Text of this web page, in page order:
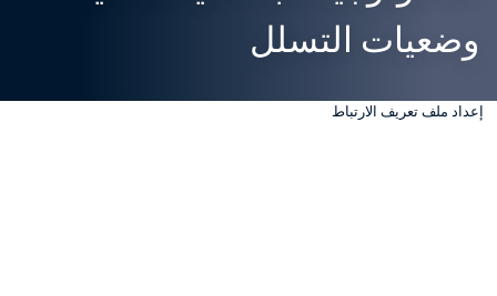
وضعيات التسلل
إعداد ملف تعريف الارتباط